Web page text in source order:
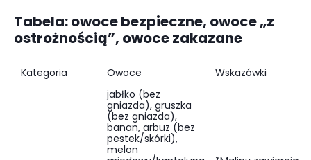
Tabela: owoce bezpieczne, owoce „z
ostrożnością”, owoce zakazane
Kategoria Owoce Wskazówki
jabłko (bez
gniazda), gruszka
(bez gniazda),
banan, arbuz (bez
pestek/skórki),
melon